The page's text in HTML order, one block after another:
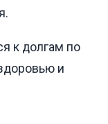
к долгам по
и